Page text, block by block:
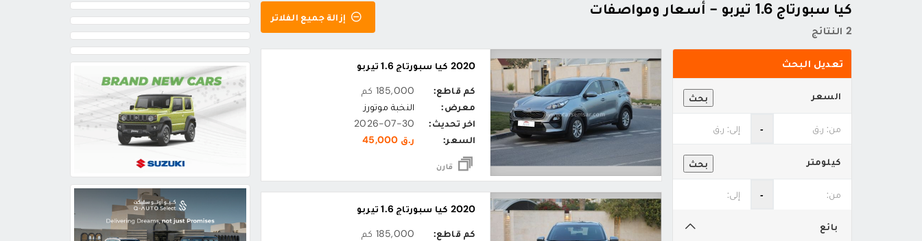
كيا سبورتاج 1.6 تيربو - أسعار ومواصفات
2 النتائج
إزالة جميع الفلاتر
تعديل البحث
بحث السعر
‐
بحث كيلومتر
‐
بائع
2020 كيا سبورتاج 1.6 تيربو
كم قاطع:
185,000 كم
معرض:
النخبة موتورز
اخر تحديث:
2026-07-30
السعر:
ر.ق 45,000
قارن
2020 كيا سبورتاج 1.6 تيربو
كم قاطع:
185,000 كم